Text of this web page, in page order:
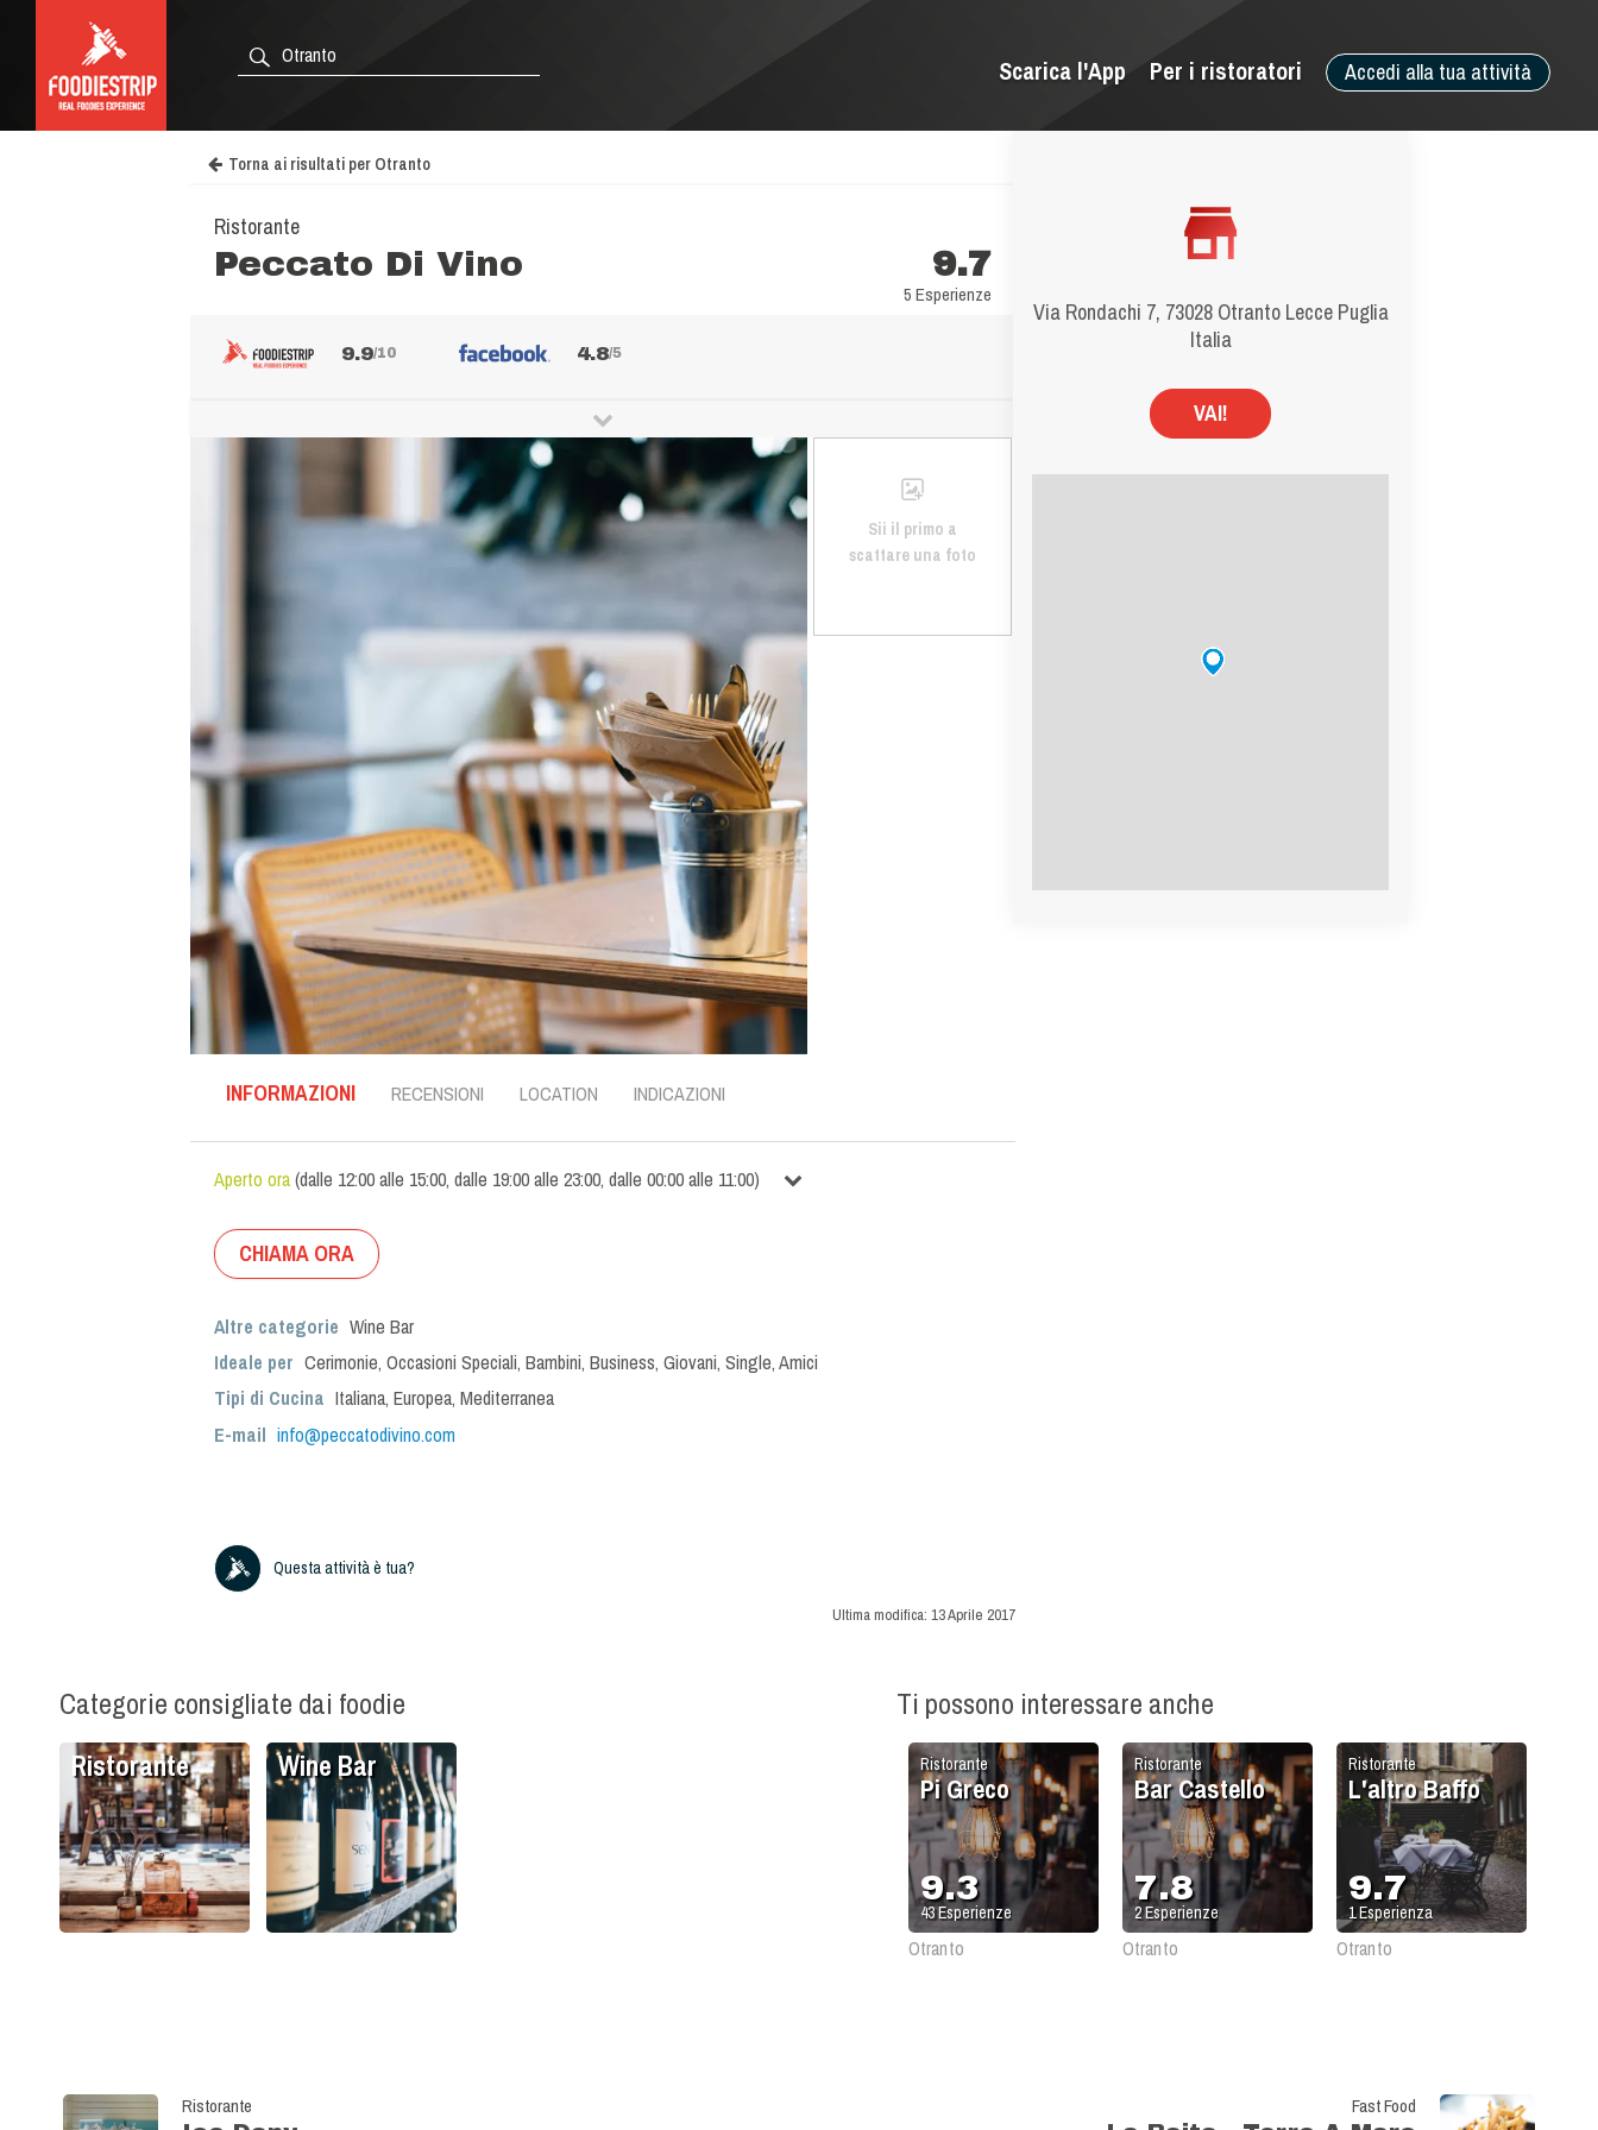
Accedi alla tua attività
Per i ristoratori
Scarica l'App
Via Rondachi 7, 73028 Otranto Lecce Puglia
Italia
VAI!
Torna ai risultati per Otranto
Ristorante
Peccato Di Vino 9.7
5 Esperienze
9.9/10 4.8/5
Sii il primo a
scattare una foto
INFORMAZIONI RECENSIONI LOCATION INDICAZIONI
Aperto ora(dalle 12:00alle 15:00, dalle 19:00alle 23:00, dalle 00:00alle 11:00)
CHIAMA ORA
Altre categorie Wine Bar
Ideale per Cerimonie, Occasioni Speciali, Bambini, Business, Giovani, Single,Amici
Tipi di Cucina Italiana, Europea, Mediterranea
E-mail info@peccatodivino.com
Questa attività è tua?
Ultima modifica: 13 Aprile 2017
Categorie consigliate dai foodie
Ristorante Wine Bar
Ti possono interessare anche
Ristorante
L'altro Baffo
9.7
1Esperienza
Otranto
Ristorante
Bar Castello
7.8
2Esperienze
Otranto
Ristorante
Pi Greco
9.3
43Esperienze
Otranto
Ristorante Fast Food